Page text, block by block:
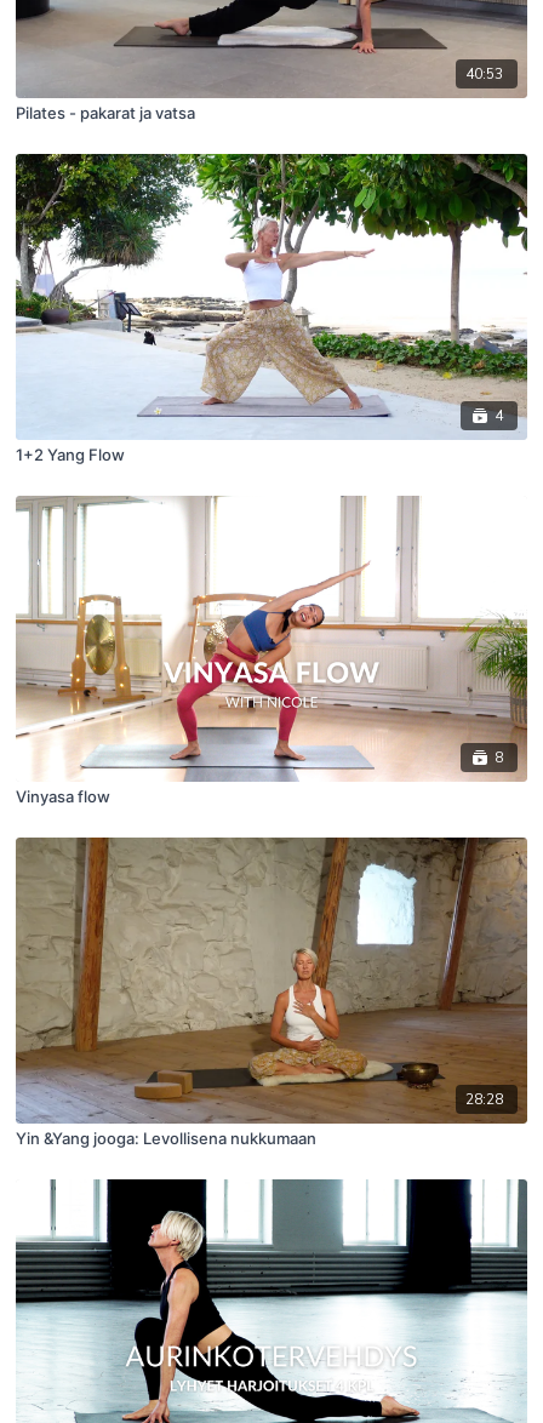
40:53
Pilates - pakarat ja vatsa
4
1+2 Yang Flow
8
Vinyasa flow
28:28
Yin &Yang jooga: Levollisena nukkumaan